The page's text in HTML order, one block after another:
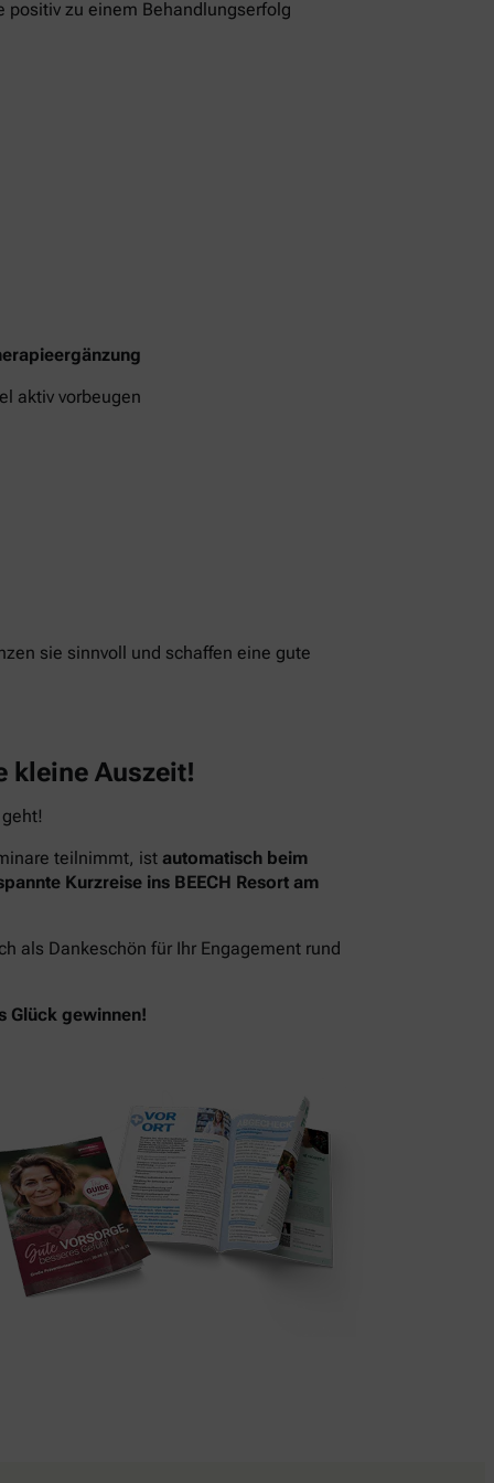
positiv zu einem Behandlungserfolg
aktiv vorbeugen
sie sinnvoll und schaffen eine gute
kleine Auszeit!
teilnimmt, ist automatisch beim
Kurzreise ins BEECH Resort am
als Dankeschön für Ihr Engagement rund
Glück gewinnen!